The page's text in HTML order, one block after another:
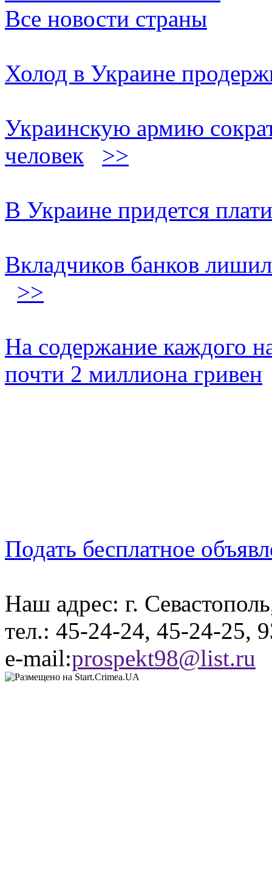
Все новости страны
Холод в Украине
Украинскую армию
человек
>>
В Украине придется
Вкладчиков банков
>>
На содержание каждого
почти 2 миллиона гривен
Подать бесплатное
Наш адрес: г.
тел.: 45-24-24, 45-24-25,
e-mail:prospekt98@list.ru